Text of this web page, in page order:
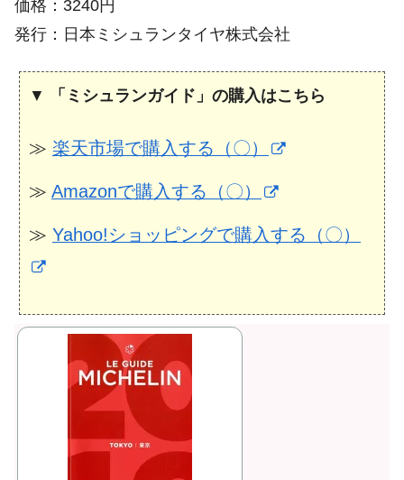
価格：3240円
発行：日本ミシュランタイヤ株式会社
▼ 「ミシュランガイド」の購入はこちら
≫ 楽天市場で購入する（〇）
≫ Amazonで購入する（〇）
≫ Yahoo!ショッピングで購入する（〇）